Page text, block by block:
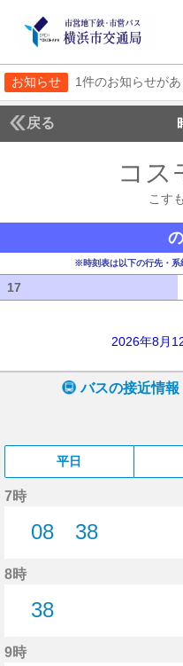
お知らせ 1件のお知らせが
戻る
コス
こす
※時刻表は以下の行先・系
17
2026年8月
バスの接近情報
平日
7時
08
38
8時
38
9時